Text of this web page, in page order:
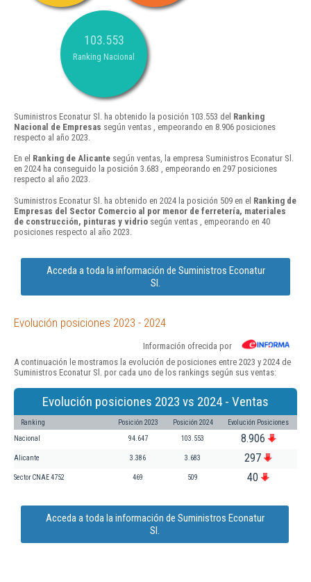
103.553
Ranking Nacional
Suministros Econatur Sl. ha obtenido la posición 103.553 del Ranking
Nacional de Empresas según ventas , empeorando en 8.906 posiciones
respecto al año 2023.
En el Ranking de Alicante según ventas, la empresa Suministros Econatur Sl.
en 2024 ha conseguido la posición 3.683 , empeorando en 297 posiciones
respecto al año 2023.
Suministros Econatur Sl. ha obtenido en 2024 la posición 509 en el Ranking de
Empresas del Sector Comercio al por menor de ferretería, materiales
de construcción, pinturas y vidrio según ventas , empeorando en 40
posiciones respecto al año 2023.
Acceda a toda la información de Suministros Econatur
Sl.
Evolución posiciones 2023 - 2024
Información ofrecida por
A continuación le mostramos la evolución de posiciones entre 2023 y 2024 de
Suministros Econatur Sl. por cada uno de los rankings según sus ventas:
Evolución posiciones 2023 vs 2024 - Ventas
Ranking Posición 2023 Posición 2024 Evolución Posiciones
Nacional 94.647 103.553 8.906
Alicante 3.386 3.683 297
Sector CNAE 4752 469 509 40
Acceda a toda la información de Suministros Econatur
Sl.